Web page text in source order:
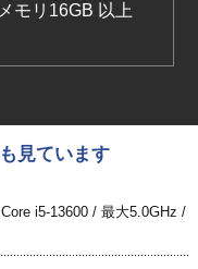
メモリ16GB 以上
見ています
i5-13600 / 最大5.0GHz /